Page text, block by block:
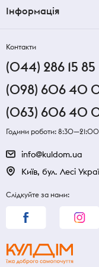
Інформація
Контакти
(044) 286 15 85
(098) 606 40
(063) 606 40
Години роботи: 8:30—21:00
info@kuldom.ua
Київ, бул. Лесі
Слідкуйте за нами: